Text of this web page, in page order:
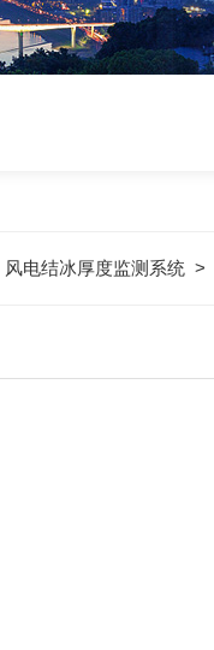
风电结冰厚度监测系统>